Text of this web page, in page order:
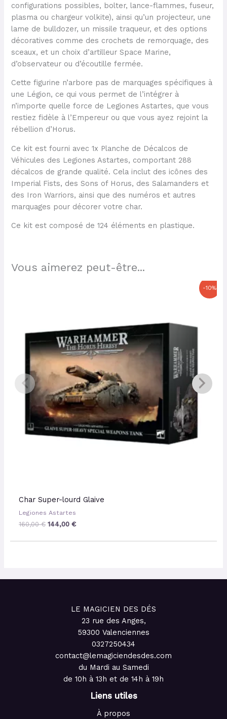
configurations possibles, bolter, lance-flammes, fuseur,
plasma ou chargeur volkite), ainsi qu’un projecteur, une
lame de bulldozer, un missile traqueur, et des options
décoratives comme des crochets de remorquage, des
sceaux, et un choix d’artilleur Space Marine,
d’observateur ou d’écoutille fermée.
Cette figurine n’arbore pas de marquages spécifiques à
une Légion, ce qui vous permet de l’intégrer à
n’importe quelle force de Legiones Astartes, que vous
restiez fidèle à l’Empereur ou que vous ayez rejoint la
rébellion d’Horus.
Ce kit est fourni avec 1x Planche de Décalcos de
Véhicules des Legiones Astartes, comportant 288
décalcos de grande qualité. Cela inclut des icônes des
Imperial Fists, des Sons of Horus, des Salamanders et
des Iron Warriors, ainsi que des numéros et autres
marquages pour décorer votre char.
Ce kit est composé de 124 éléments en plastique.
Vous aimerez peut-être...
-10%
Char Super-lourd Glaive
Legiones Astartes
160,00€ 144,00€
LE MAGICIEN DES DÉS
23 rue des Anges,
59300 Valenciennes
0327250434
contact@lemagiciendesdes.com
du Mardi au Samedi
de 10h à 13h et de 14h à 19h
Liens utiles
À propos